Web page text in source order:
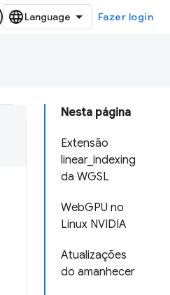
Fazer login
Nesta página
Extensão
linear_indexing
da WGSL
WebGPU no
Linux NVIDIA
Atualizações
do amanhecer